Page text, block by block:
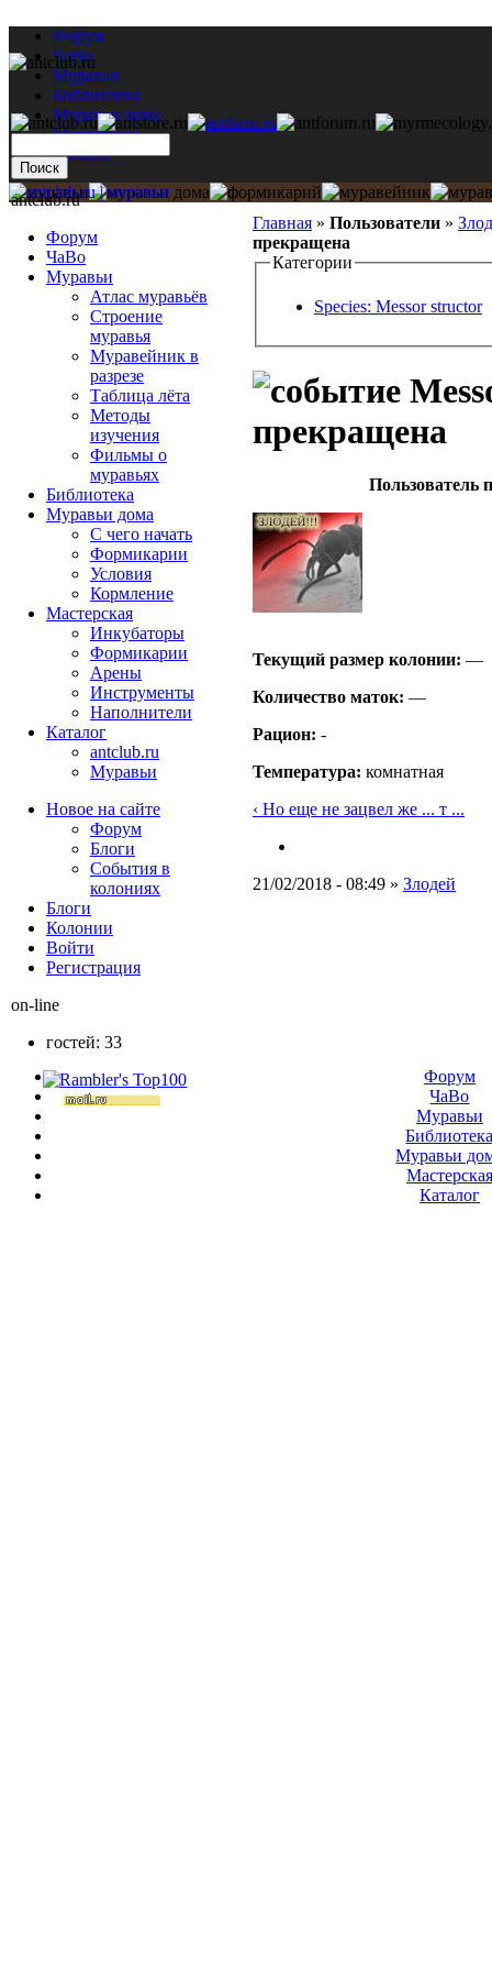
Форум
ЧаВо
Муравьи
Библиотека
Муравьи дома
Мастерская
Каталог
Главная » Пользователи »
прекращена
Категории
Species: Messor structor
прекращена
Пользователь
Текущий размер кoлонии: —
Количество маток: —
Рацион: -
Температура: комнатная
‹ Но еще не зацвел же ... т ...
21/02/2018 - 08:49 » Злодей
antclub.ru
Форум
ЧаВо
Муравьи
Атлас муравьёв
Строение
муравья
Муравейник в
разрезе
Таблица лёта
Методы
изучения
Фильмы о
муравьях
Библиотека
Муравьи дома
С чего начать
Формикарии
Условия
Кормление
Мастерская
Инкубаторы
Формикарии
Арены
Инструменты
Наполнители
Каталог
antclub.ru
Муравьи
Новое на сайте
Форум
Блоги
События в
колониях
Блоги
Колонии
Войти
Peгиcтpaция
on-line
гостей: 33
Форум
ЧаВо
Муравьи
Муравьи
Мастерская
Каталог